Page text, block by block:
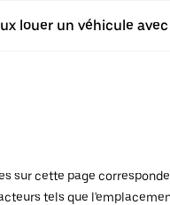
louer un véhicule
sur cette page
tels que